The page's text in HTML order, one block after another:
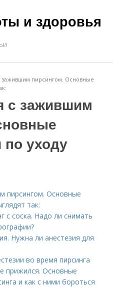
и здоровья
зажившим пирсингом. Основные
с зажившим
уходу
пирсингом. Основные
так:
с соска. Надо ли снимать
Нужна ли анестезия для
во время пирсинга
прижился. Основные
и как с ними бороться